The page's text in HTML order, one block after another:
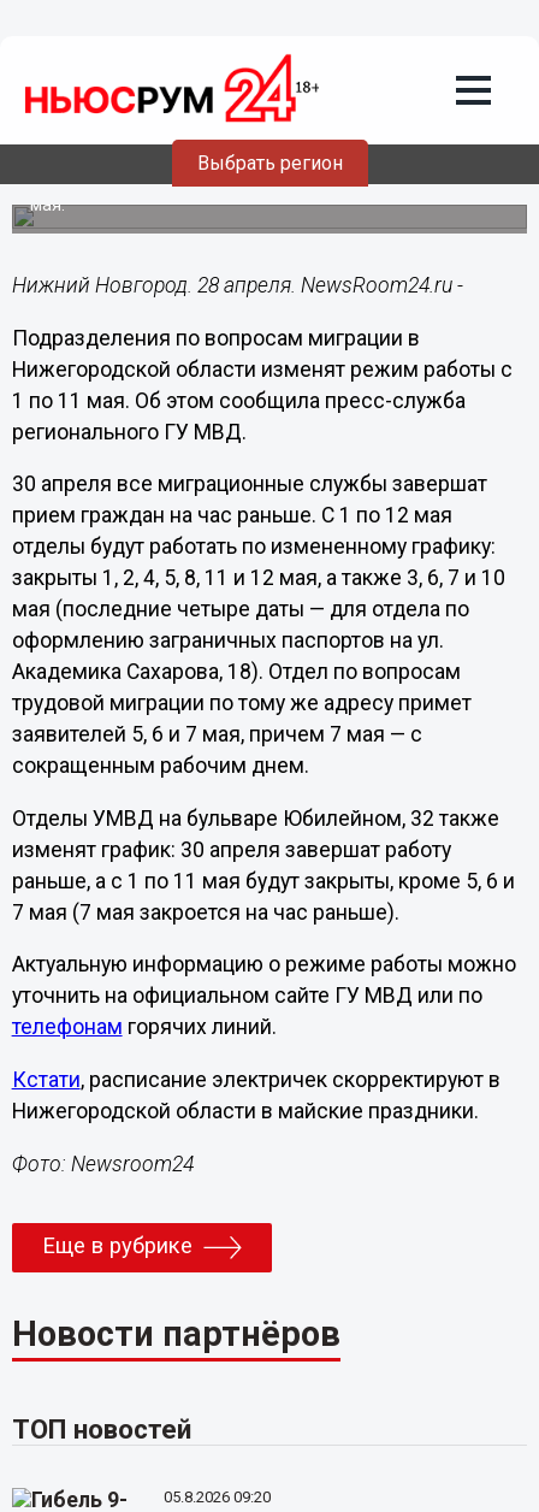
Выбрать регион
Опубликован график работы
нижегородских миграционных служб в
майские праздники
Отделы УВМ будут закрыты в отдельные дни с 1 по 12
мая.
Нижний Новгород. 28 апреля. NewsRoom24.ru -
Подразделения по вопросам миграции в
Нижегородской области изменят режим работы с
1 по 11 мая. Об этом сообщила пресс-служба
регионального ГУ МВД.
30 апреля все миграционные службы завершат
прием граждан на час раньше. С 1 по 12 мая
отделы будут работать по измененному графику:
закрыты 1, 2, 4, 5, 8, 11 и 12 мая, а также 3, 6, 7 и 10
мая (последние четыре даты — для отдела по
оформлению заграничных паспортов на ул.
Академика Сахарова, 18). Отдел по вопросам
трудовой миграции по тому же адресу примет
заявителей 5, 6 и 7 мая, причем 7 мая — с
сокращенным рабочим днем.
Отделы УМВД на бульваре Юбилейном, 32 также
изменят график: 30 апреля завершат работу
раньше, а с 1 по 11 мая будут закрыты, кроме 5, 6 и
7 мая (7 мая закроется на час раньше).
Актуальную информацию о режиме работы можно
уточнить на официальном сайте ГУ МВД или по
телефонам горячих линий.
Кстати, расписание электричек скорректируют в
Нижегородской области в майские праздники.
Фото: Newsroom24
Еще в рубрике
Новости партнёров
ТОП новостей
05.8.2026 09:20